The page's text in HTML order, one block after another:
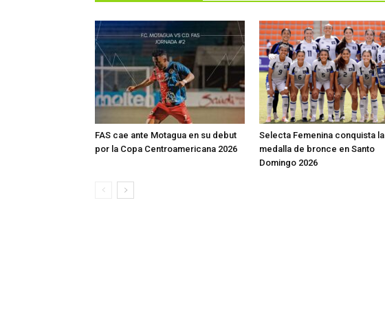
FAS cae ante Motagua en su debut
por la Copa Centroamericana 2026
Selecta Femenina conquista la
medalla de bronce en Santo
Domingo 2026